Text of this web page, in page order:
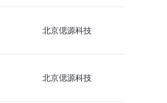
北京偲源科技
北京偲源科技